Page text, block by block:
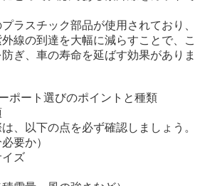
ラスチック部品が使用されており、
線の到達を大幅に減らすことで、こ
ぎ、車の寿命を延ばす効果がありま
ポート選びのポイントと種類
、以下の点を必ず確認しましょう。
要か）
イズ